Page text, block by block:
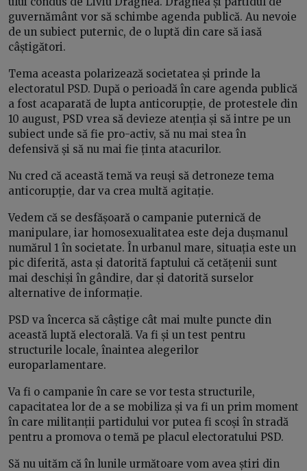
guvernământ vor să schimbe agenda publică. Au nevoie
de un subiect puternic, de o luptă din care să iasă
câștigători.
Tema aceasta polarizează societatea și prinde la
electoratul PSD. După o perioadă în care agenda publică
a fost acaparată de lupta anticorupție, de protestele din
10 august, PSD vrea să devieze atenția și să intre pe un
subiect unde să fie pro-activ, să nu mai stea în
defensivă și să nu mai fie ținta atacurilor.
Nu cred că această temă va reuși să detroneze tema
anticorupție, dar va crea multă agitație.
Vedem că se desfășoară o campanie puternică de
manipulare, iar homosexualitatea este deja dușmanul
numărul 1 în societate. În urbanul mare, situația este un
pic diferită, asta și datorită faptului că cetățenii sunt
mai deschiși în gândire, dar și datorită surselor
alternative de informație.
PSD va încerca să câștige cât mai multe puncte din
această luptă electorală. Va fi și un test pentru
structurile locale, înaintea alegerilor
europarlamentare.
Va fi o campanie în care se vor testa structurile,
capacitatea lor de a se mobiliza și va fi un prim moment
în care militanții partidului vor putea fi scoși în stradă
pentru a promova o temă pe placul electoratului PSD.
Să nu uităm că în lunile următoare vom avea știri din